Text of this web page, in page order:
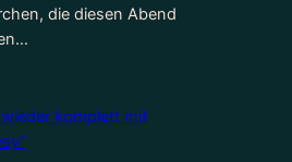
die diesen Abend